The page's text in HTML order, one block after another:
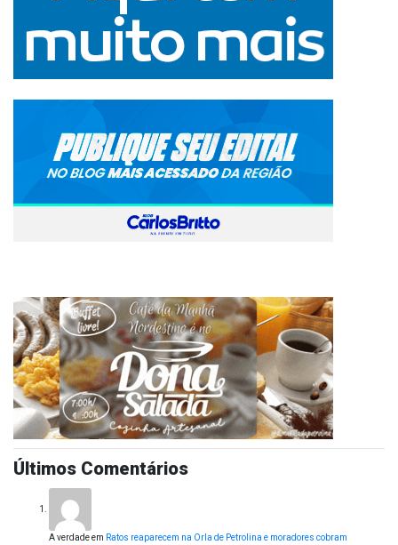
Últimos Comentários
A verdadeem Ratos reaparecem na Orla de Petrolina e moradores cobram